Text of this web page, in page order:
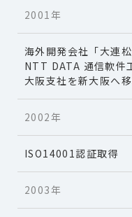
2001年
海外開発会社「大連
NTT DATA 通信軟件
大阪支社を新大阪へ
2002年
ISO14001認証取得
2003年